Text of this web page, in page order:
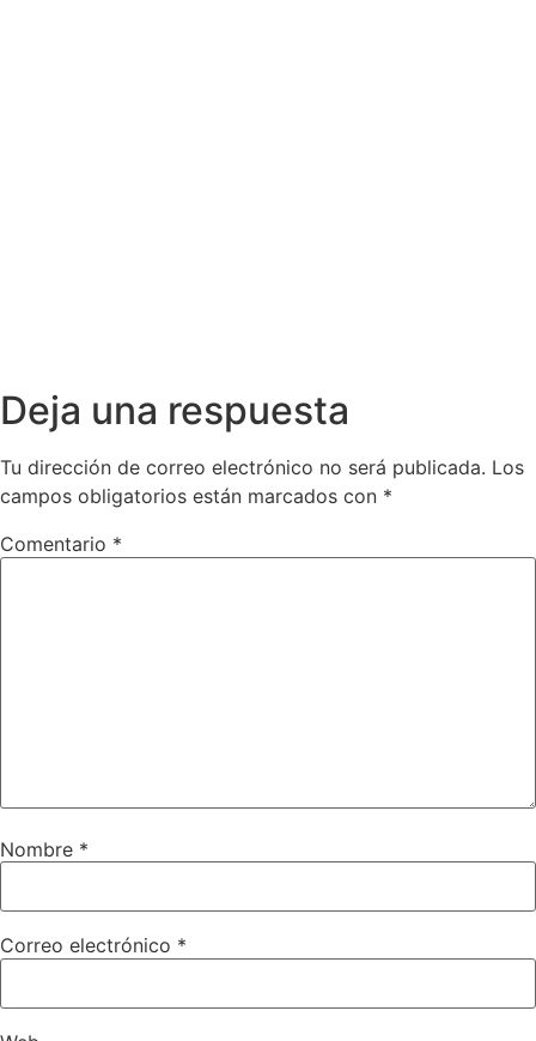
Deja una respuesta
Tu dirección de correo electrónico no será publicada. Los
campos obligatorios están marcados con *
Comentario *
Nombre *
Correo electrónico *